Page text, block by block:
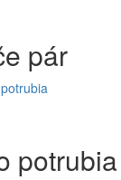
pár
potrubia